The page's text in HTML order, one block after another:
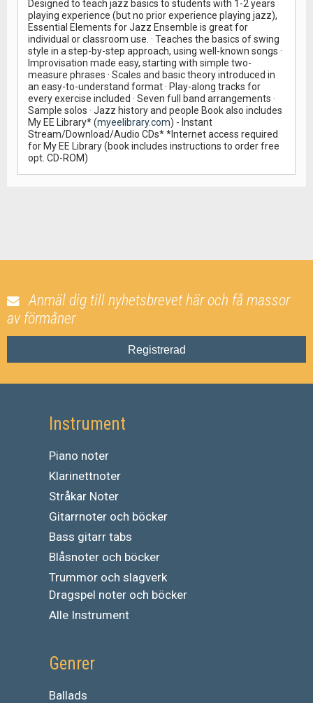
Designed to teach jazz basics to students with 1-2 years
playing experience (but no prior experience playing jazz),
Essential Elements for Jazz Ensemble is great for
individual or classroom use. · Teaches the basics of swing
style in a step-by-step approach, using well-known songs ·
Improvisation made easy, starting with simple two-
measure phrases · Scales and basic theory introduced in
an easy-to-understand format · Play-along tracks for
every exercise included · Seven full band arrangements ·
Sample solos · Jazz history and people Book also includes
My EE Library* (myeelibrary.com) - Instant
Stream/Download/Audio CDs* *Internet access required
for My EE Library (book includes instructions to order free
opt. CD-ROM)
Anmäl dig till nyhetsbrevet här och få massor
av förmåner
Registrerad
Instrument
Piano noter
Klarinettnoter
Stråkar Noter
Gitarrnoter och böcker
Bass gitarr tabs
Blåsnoter och böcker
Trummor och slagverk
Dragspel noter och böcker
Alle Instrument
Genrer
Ballads